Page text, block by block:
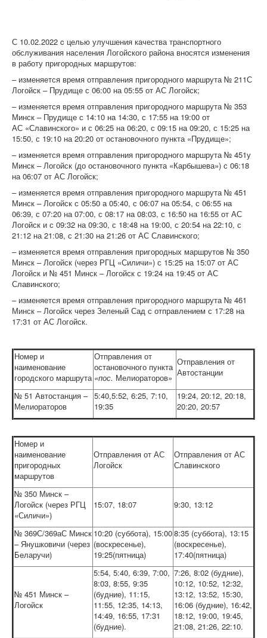
С 10.02.2022 c целью улучшения качества транспортного
обслуживания населения Логойского района вносятся изменения
в работу пригородных маршрутов:
– изменяется время отправления пригородного маршрута № 211С
Логойск – Прудище с 06:00 на 05:55 от АС Логойск;
– изменяется время отправления пригородного маршрута № 353
Минск – Прудище с 14:10 на 14:30, с 17:55 на 19:00 от
АС «Славинского» и с 06:25 на 06:20, с 09:15 на 09:20, с 15:25 на
15:50, с 19:10 на 20:20 от остановочного пункта «Прудище»;
– изменяется время отправления пригородного маршрута № 451у
Минск – Логойск (до остановочного пункта «Карбышева») с 06:18
на 06:07 от АС Логойск;
– изменяется время отправления пригородного маршрута № 451
Минск – Логойск с 05:50 а 05:40, с 06:07 на 05:54, с 06:55 на
06:39, с 07:20 на 07:00, с 08:17 на 08:03, с 16:50 на 16:55 от АС
Логойск и с 09:32 на 09:30, с 18:48 на 19:00, с 20:54 на 22:10, с
21:12 на 21:08, с 21:30 на 21:26 от АС Славинского;
– изменяется время отправления пригородных маршрутов № 350
Минск – Логойск (через РГЦ «Силичи») с 15:25 на 15:07 от АС
Логойск и № 451 Минск – Логойск с 19:24 на 19:45 от АС
Славинского;
– изменяется время отправления пригородного маршрута № 461
Минск – Логойск через Зеленый Сад с отправлением с 17:28 на
17:31 от АС Логойск.
Номер и
наименование
городского маршрута
Отправления от
остановочного пункта
«пос. Мелиораторов»
Отправления от
Автостанции
№ 51 Автостанция –
Мелиораторов
5:40,5:52, 6:25, 7:10,
19:35
19:24, 20:12, 20:18,
20:20, 20:57
Номер и
наименование
пригородных
маршрутов
Отправления от АС
Логойск
Отправления от АС
Славинского
№ 350 Минск –
Логойск (через РГЦ
«Силичи»)
15:07, 18:07 9:30, 13:12
№ 369С/369аС Минск
– Янушковичи (через
Беларучи)
10:20 (суббота), 15:00
(воскресенье),
19:25(пятница)
8:35 (суббота), 13:15
(воскресенье),
17:40(пятница)
№ 451 Минск –
Логойск
5:54, 5:40, 6:39, 7:00,
8:03, 8:55, 9:35
(будние), 11:15,
11:55, 12:35, 14:13,
14:49, 16:55, 17:31
(будние).
7:26, 8:02 (будние),
10:12, 10:52, 12:32,
13:12, 13:52, 15:30,
16:06 (будние), 16:42,
18:12, 19:00, 19:45,
21:08, 21:26, 22:10.